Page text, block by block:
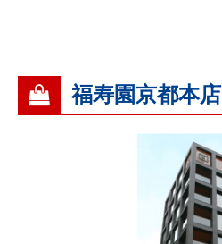
福寿園京都本店